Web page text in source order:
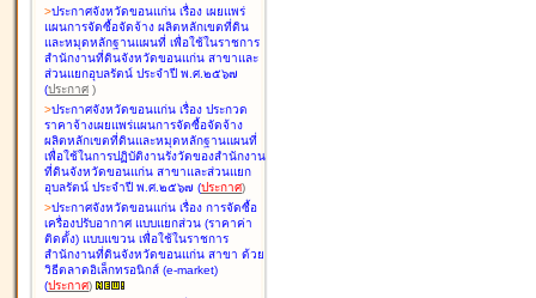
>ประกาศจังหวัดขอนแก่น เรื่อง เผยแพร่
แผนการจัดซื้อจัดจ้าง ผลิตหลักเขตที่ดิน
และหมุดหลักฐานแผนที่ เพื่อใช้ในราชการ
สำนักงานที่ดินจังหวัดขอนแก่น สาขาและ
ส่วนแยกอุบลรัตน์ ประจำปี พ.ศ.๒๕๖๗
(ประกาศ )
>ประกาศจังหวัดขอนแก่น เรื่อง ประกวด
ราคาจ้างเผยแพร่แผนการจัดซื้อจัดจ้าง
ผลิตหลักเขตที่ดินและหมุดหลักฐานแผนที่
เพื่อใช้ในการปฏิบัติงานรังวัดของสำนักงาน
ที่ดินจังหวัดขอนแก่น สาขาและส่วนแยก
อุบลรัตน์ ประจำปี พ.ศ.๒๕๖๗ (ประกาศ)
>ประกาศจังหวัดขอนแก่น เรื่อง การจัดซื้อ
เครื่องปรับอากาศ แบบแยกส่วน (ราคาค่า
ติดตั้ง) แบบแขวน เพื่อใช้ในราชการ
สำนักงานที่ดินจังหวัดขอนแก่น สาขา ด้วย
วิธีตลาดอิเล็กทรอนิกส์ (e-market)
(ประกาศ)